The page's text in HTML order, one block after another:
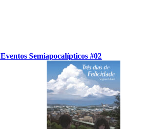
Eventos Semiapocalípticos #02